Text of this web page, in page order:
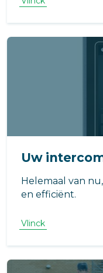
Uw
Helemaal van
en efficiënt.
Vlinck